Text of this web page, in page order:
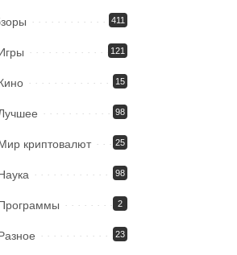
411
121
15
98
криптовалют 25
98
2
23